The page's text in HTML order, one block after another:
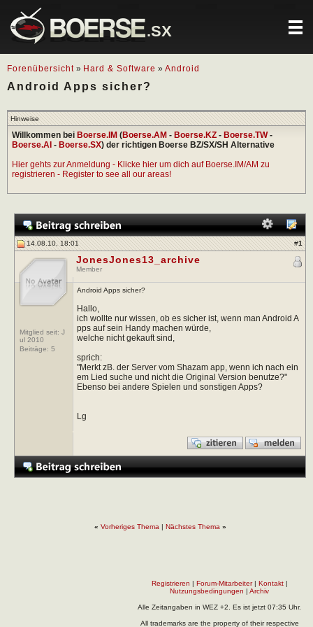
.SX
Forenübersicht » Hard & Software » Android
Android Apps sicher?
Hinweise
Willkommen bei Boerse.IM (Boerse.AM - Boerse.KZ - Boerse.TW-
Boerse.AI - Boerse.SX) der richtigen Boerse BZ/SX/SH Alternative
Hier gehts zur Anmeldung - Klicke hier um dich auf Boerse.IM/AM zu
registrieren - Register to see all our areas!
14.08.10, 18:01 #1
Mitglied seit: J
ul 2010
Beiträge: 5
JonesJones13_archive
Member
Android Apps sicher?
Hallo,
ich wollte nur wissen, ob es sicher ist, wenn man Android A
pps auf sein Handy machen würde,
welche nicht gekauft sind,
sprich:
"Merkt zB. der Server vom Shazam app, wenn ich nach ein
em Lied suche und nicht die Original Version benutze?"
Ebenso bei andere Spielen und sonstigen Apps?
Lg
« Vorheriges Thema | Nächstes Thema »
Registrieren | Forum-Mitarbeiter| Kontakt|
Nutzungsbedingungen | Archiv
Alle Zeitangaben in WEZ +2. Es ist jetzt 07:35 Uhr.
All trademarks are the property of their respective